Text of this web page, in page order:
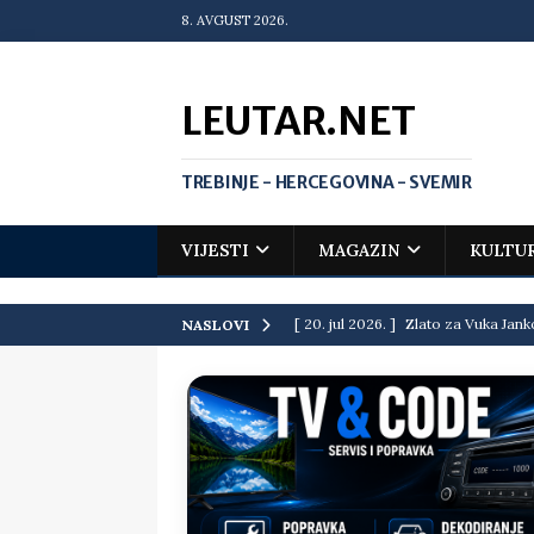
8. AVGUST 2026.
LEUTAR.NET
TREBINJE - HERCEGOVINA - SVEMIR
VIJESTI MAGAZIN
NASLOVI [ 20. jul 2026. ] Zlato za Vuka
[ 19. jul 2026. ] Da li i obraz ima
[ 16. jul 2026. ] Mile će da ti oprosti
[ 16. jul 2026. ] Krediti i dugovi
[ 15. jul 2026. ] Politički potres u